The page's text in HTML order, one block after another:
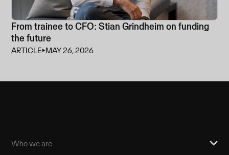
From trainee to CFO: Stian Grindheim on funding
the future
ARTICLE⏵MAY 26, 2026
Who we are